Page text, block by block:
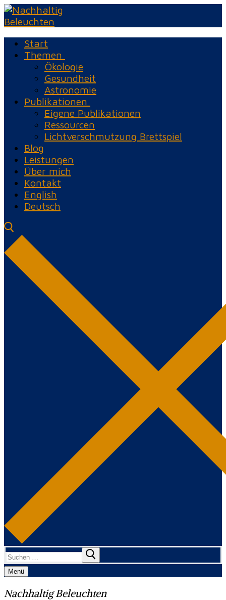
Zum
Inhalt
Menü
Schließen
Start
Themen
Ökologie
Gesundheit
Astronomie
Publikationen
Eigene Publikationen
Ressourcen
Lichtverschmutzung Brettspiel
Blog
Leistungen
Über mich
Kontakt
English
Deutsch
Suchen
nach:
Menü
Nachhaltig Beleuchten